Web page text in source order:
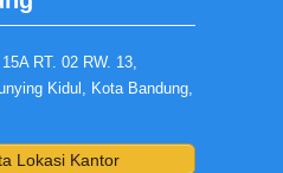
RT. 02 RW. 13,
Kidul, Kota Bandung,
Lokasi Kantor